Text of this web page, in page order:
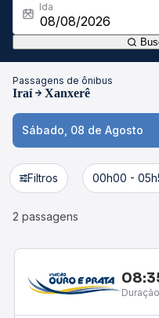
Ida
Passagens de ônibus
Iraí Xanxerê
Sábado, 08 de Agosto
Filtros 00h00 -
2 passagens